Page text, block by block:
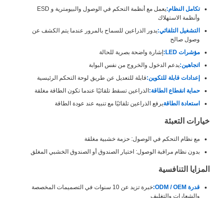
تكامل النظام:
يعمل مع أنظمة التحكم في الوصول والبيومترية و ESD
وأنظمة الاستهلاك
التشغيل التلقائي:يدور الذراعين للسماح بالمرور عندما يتم الكشف عن
وصول صالح
مؤشرات LED:
إشارة واضحة بصرية للحالة
اتجاهين:يدعم الدخول والخروج من نفس البوابة
إعدادات قابلة للتكوين:قابلة للتعديل عن طريق لوحة التحكم الرئيسية
حماية انقطاع الطاقة: الذراعين تسقط تلقائيًا عندما تكون الطاقة مغلقة
استعادة الطاقةيرفع الذراعين تلقائيًا مع تنبيه عند عودة الطاقة
خيارات التعبئة
مع نظام التحكم في الوصول: حزمة خشبية مغلقة
بدون نظام مراقبة الوصول: اختيار الصندوق أو الصندوق الخشبي المغلق
المزايا التنافسية
قدرة ODM / OEM:
خبرة تزيد عن 10 سنوات في التصميمات المخصصة
والشعارات والتغليف